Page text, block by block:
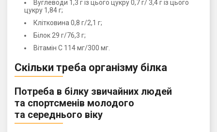
Вуглеводи 1,3 г із цього цукру 0,7 г/ 3,4 г із цього
цукру 1,84 г;
Клітковина 0,8 г/2,1 г;
Білок 29 г/76,3 г;
Вітамін С 114 мг/300 мг.
Скільки треба організму білка
Потреба в білку звичайних людей
та спортсменів молодого
та середнього віку